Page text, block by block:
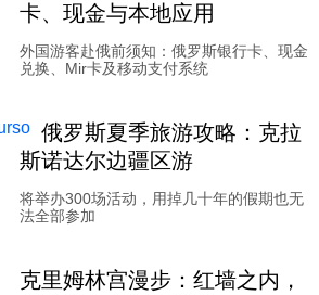
卡、现金与本地应用
外国游客赴俄前须知：俄罗斯银行卡、现金
兑换、Mir卡及移动支付系统
俄罗斯夏季旅游攻略：克拉
斯诺达尔边疆区游
将举办300场活动，用掉几十年的假期也无
法全部参加
克里姆林宫漫步：红墙之内，